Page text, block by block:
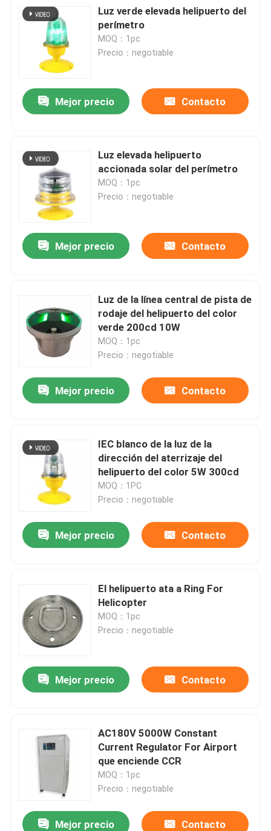
Hogar
Sobre nosotros
Viaje de la fábrica
Luz verde elevada helipuerto del
perímetro
MOQ：1pc
Precio：negotiable
Mejor precio Contacto
Luz elevada helipuerto
accionada solar del perímetro
MOQ：1pc
Precio：negotiable
Mejor precio Contacto
Luz de la línea central de pista de
rodaje del helipuerto del color
verde 200cd 10W
MOQ：1pc
Precio：negotiable
Mejor precio Contacto
IEC blanco de la luz de la
dirección del aterrizaje del
helipuerto del color 5W 300cd
MOQ：1PC
Precio：negotiable
Mejor precio Contacto
El helipuerto ata a Ring For
Helicopter
MOQ：1pc
Precio：negotiable
Mejor precio Contacto
AC180V 5000W Constant
Current Regulator For Airport
que enciende CCR
MOQ：1pc
Precio：negotiable
Mejor precio Contacto